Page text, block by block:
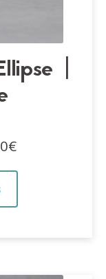
|
€
a